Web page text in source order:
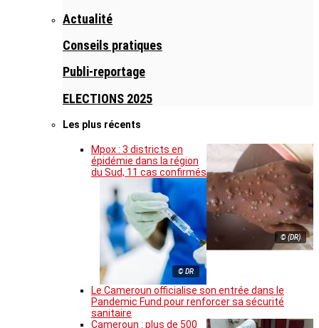
Actualité
Conseils pratiques
Publi-reportage
ELECTIONS 2025
Les plus récents
© (DR)
Mpox : 3 districts en
épidémie dans la région
du Sud, 11 cas confirmés
© DR
Le Cameroun officialise son entrée dans le
Pandemic Fund pour renforcer sa sécurité
sanitaire
Cameroun : plus de 500